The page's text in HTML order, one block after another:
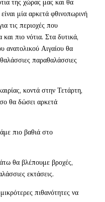
της χώρας μας και θα
μία αρκετά φθινοπωρινή
τις περιοχές που
πιο νότια. Στα δυτικά,
ανατολικού Αιγαίου θα
παραθαλάσσιες
κοντά στην Τετάρτη,
θα δώσει αρκετά
πιο βαθιά στο
θα βλέπουμε βροχές,
εκτάσεις.
πιθανότητες να